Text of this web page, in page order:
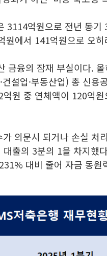
3114억원으로 전년 동
원에서 141억원으로 오
금융의 잠재 부실이다.
설업·부동산업) 총 신
원 중 연체액이 120억
의문시 되거나 손실 처
출의 3분의 1을 차지했
대비 줄어 자금 동원